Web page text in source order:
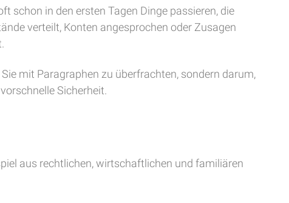
schon in den ersten Tagen Dinge passieren, die
verteilt, Konten angesprochen oder Zusagen
mit Paragraphen zu überfrachten, sondern darum,
Sicherheit.
aus rechtlichen, wirtschaftlichen und familiären